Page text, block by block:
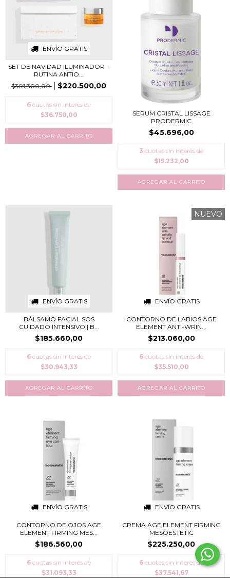
ENVÍO GRATIS
SET DE NAVIDAD ILUMINADOR –
RUTINA ANTIO...
$301.300,00
$220.500,00
6 cuotas sin interés de
$36.750,00
SERUM CRISTAL LISSAGE
PRODERMIC
$45.696,00
3 cuotas sin interés de
$15.232,00
ENVÍO GRATIS
BÁLSAMO FACIAL SOS
CUIDADO INTENSIVO | B...
$185.660,00
6 cuotas sin interés de
$30.943,33
ENVÍO GRATIS
NUEVO
CONTORNO DE LABIOS AGE
ELEMENT ANTI-WRIN...
$213.060,00
6 cuotas sin interés de
$35.510,00
ENVÍO GRATIS
CONTORNO DE OJOS AGE
ELEMENT FIRMING MES...
$186.560,00
6 cuotas sin interés de
$31.093,33
ENVÍO GRATIS
CREMA AGE ELEMENT FIRMING
MESOESTETIC
$225.250,00
6 cuotas sin interés de
$37.541,67